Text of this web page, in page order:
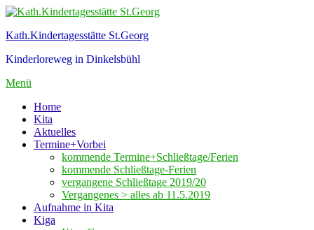
Zum
springen
Kath.Kindertagesstätte St.Georg
Kinderloreweg in Dinkelsbühl
Menü
Home
Kita
Aktuelles
Termine+Vorbei
kommende Termine+Schließtage/Ferien
kommende Schließtage-Ferien
vergangene Schließtage 2019/20
Vergangenes > alles ab 11.5.2019
Aufnahme in Kita
Kiga